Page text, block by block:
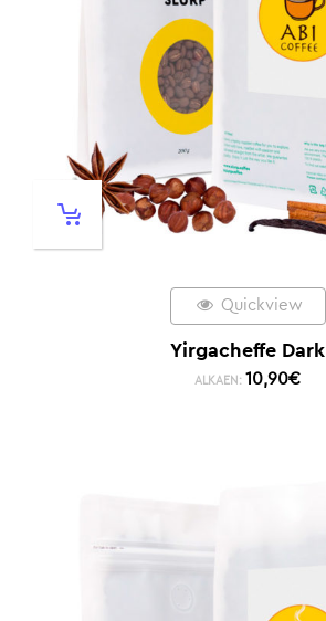
Quickview
Yirgacheffe Dark
ALKAEN: 10,90€